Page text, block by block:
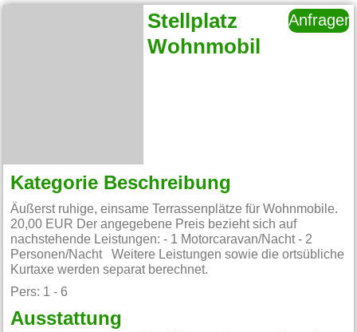
Stellplatz
Wohnmobil
Anfragen
Kategorie Beschreibung
Äußerst ruhige, einsame Terrassenplätze für Wohnmobile.
20,00 EUR Der angegebene Preis bezieht sich auf
nachstehende Leistungen: - 1 Motorcaravan/Nacht - 2
Personen/Nacht Weitere Leistungen sowie die ortsübliche
Kurtaxe werden separat berechnet.
Pers: 1 - 6
Ausstattung